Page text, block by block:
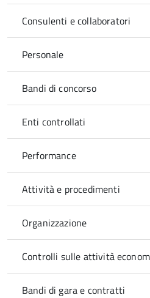
Consulenti e collaboratori
Personale
Bandi di concorso
Enti controllati
Performance
Attività e procedimenti
Organizzazione
Controlli sulle attività
Bandi di gara e contratti